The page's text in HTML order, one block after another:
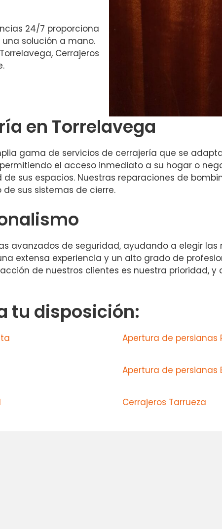
24/7 proporciona
solución a mano.
Cerrajeros
en Torrelavega
gama de servicios de cerrajería que se
el acceso inmediato a su hogar o
sus espacios. Nuestras reparaciones de
sus sistemas de cierre.
avanzados de seguridad, ayudando a elegir las
extensa experiencia y un alto grado de
de nuestros clientes es nuestra prioridad,
tu disposición:
Apertura de persianas
Apertura de persianas
Cerrajeros Tarrueza